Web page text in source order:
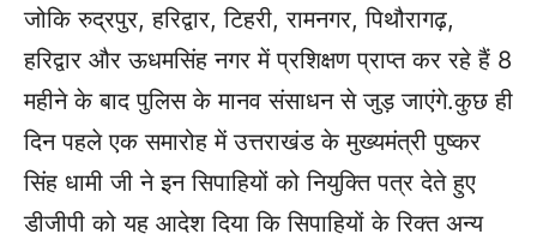
जोकि रुद्रपुर, हरिद्वार, टिहरी, रामनगर, पिथौरागढ़,
हरिद्वार और ऊधमसिंह नगर में प्रशिक्षण प्राप्त कर रहे हैं 8
महीने के बाद पुलिस के मानव संसाधन से जुड़ जाएंगे.कुछ ही
दिन पहले एक समारोह में उत्तराखंड के मुख्यमंत्री पुष्कर
सिंह धामी जी ने इन सिपाहियों को नियुक्ति पत्र देते हुए
डीजीपी को यह आदेश दिया कि सिपाहियों के रिक्त अन्य